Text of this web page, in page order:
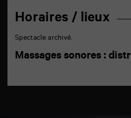
Horaires / lieux
Spectacle archivé.
Massages sonores :